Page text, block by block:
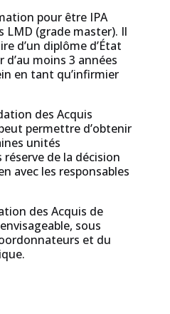
pour être IPA
LMD (grade master). Il
d’un diplôme d’État
moins 3 années
en tant qu’infirmier
des Acquis
permettre d’obtenir
unités
réserve de la décision
avec les responsables
des Acquis de
sous
et du